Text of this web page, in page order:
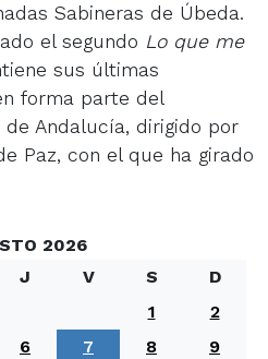
Sabineras de Úbeda.
el segundo Lo que me
sus últimas
forma parte del
Andalucía, dirigido por
Paz, con el que ha girado
2026
J V S
D
1
2
6 7 8
9